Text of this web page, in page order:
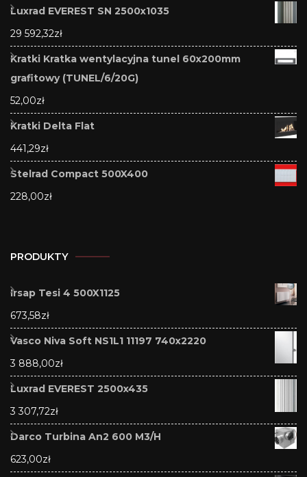
Luxrad EVEREST SN 2500x1035
29 592,32zł
Kratki Kratka wentylacyjna tunel 60x200mm
grafitowy (TUNEL/6/20G)
52,00zł
Kratki Delta Flat
441,29zł
Stelrad Compact 500X400
228,00zł
PRODUKTY
Irsap Tesi 4 500X1125
673,58zł
Vasco Niva Soft NS1L1 11197 740x2220
3 888,00zł
Luxrad EVEREST 2500x435
3 307,72zł
Darco Turbina An2 600 M3/H
623,00zł